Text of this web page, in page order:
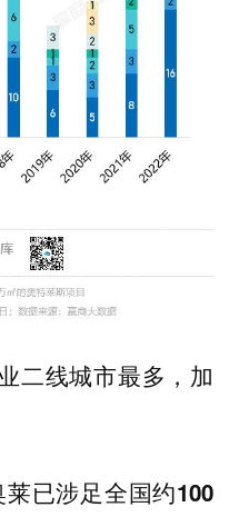
二线城市最多，加
莱已涉足全国约100